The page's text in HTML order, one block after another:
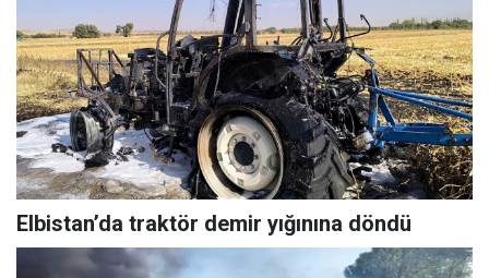
Elbistan’da traktör demir yığınına döndü